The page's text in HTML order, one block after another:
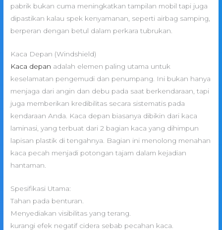
pabrik bukan cuma meningkatkan tampilan mobil tapi juga
dipastikan kalau spek kenyamanan, seperti airbag samping,
berperan dengan betul dalam perkara tubrukan.
Kaca Depan (Windshield)
Kaca depan adalah elemen paling utama untuk
keselamatan pengemudi dan penumpang. Ini bukan hanya
menjaga dari angin dan debu pada saat berkendaraan, tapi
juga memberikan kredibilitas secara sistematis pada
kendaraan Anda. Kaca depan biasanya dibikin dari kaca
laminasi, yang terbuat dari 2 bagian kaca yang dihimpun
lapisan plastik di tengahnya. Bagian ini menolong menahan
kaca pecah menjadi potongan tajam dalam kejadian
hantaman.
Spesifikasi Utama:
Tahan pada benturan.
Menyediakan visibilitas yang terang.
kurangi efek negatif cidera sebab pecahan kaca.